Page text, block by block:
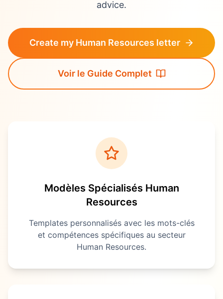
advice.
Create my Human Resources letter
Voir le Guide Complet
Modèles Spécialisés Human
Resources
Templates personnalisés avec les mots-clés
et compétences spécifiques au secteur
Human Resources.